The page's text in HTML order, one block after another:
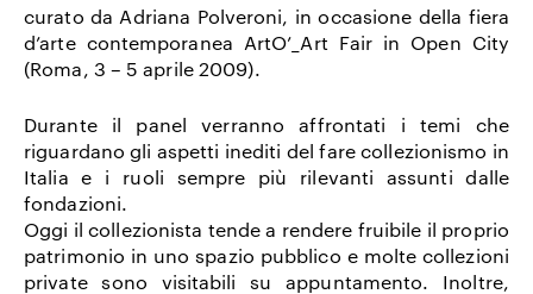
curato da Adriana Polveroni, in occasione della fiera
d’arte contemporanea ArtO’_Art Fair in Open City
(Roma, 3 – 5 aprile 2009).
Durante il panel verranno affrontati i temi che
riguardano gli aspetti inediti del fare collezionismo in
Italia e i ruoli sempre più rilevanti assunti dalle
fondazioni.
Oggi il collezionista tende a rendere fruibile il proprio
patrimonio in uno spazio pubblico e molte collezioni
private sono visitabili su appuntamento. Inoltre,